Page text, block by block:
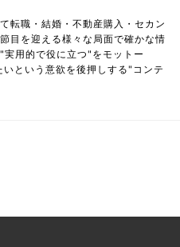
転職・結婚・不動産購入・セカン
目を迎える様々な局面で確かな情
用的で役に立つ"をモットー
という意欲を後押しする"コンテ